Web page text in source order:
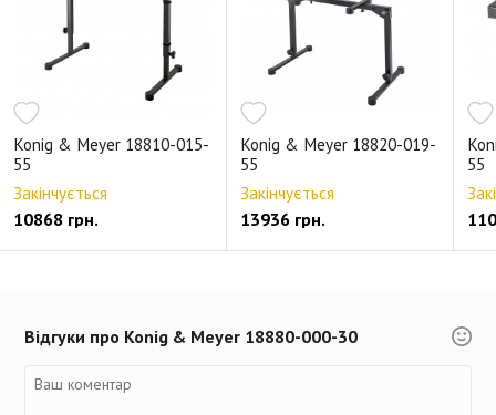
Konig & Meyer 18810-015-
55
Закінчується
10868 грн.
Konig & Meyer 18820-019-
55
Закінчується
13936 грн.
55
Відгуки про Konig & Meyer 18880-000-30